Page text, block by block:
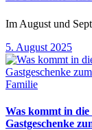
Im August und
5. August 2025
Familie
Was kommt in
Gastgeschenke